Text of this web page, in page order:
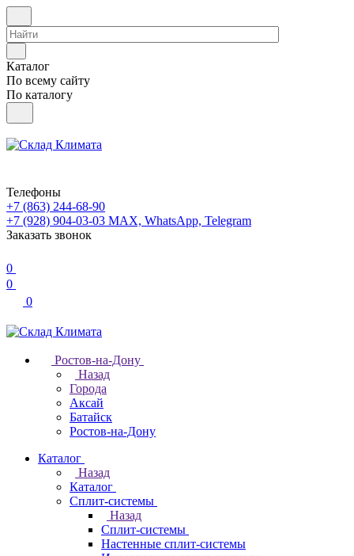
Каталог
По всему сайту
По каталогу
Телефоны
+7 (863) 244-68-90
+7 (928) 904-03-03 MAX, WhatsApp, Telegram
Заказать звонок
0
0
0
Ростов-на-Дону
Назад
Города
Аксай
Батайск
Ростов-на-Дону
Каталог
Назад
Каталог
Сплит-системы
Назад
Сплит-системы
Настенные сплит-системы